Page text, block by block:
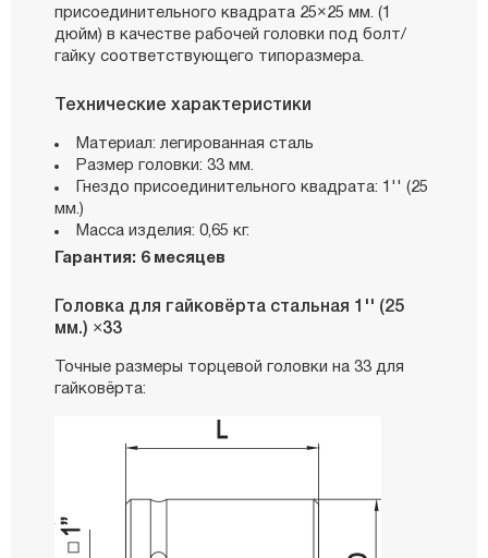
присоединительного квадрата 25×25 мм. (1
дюйм) в качестве рабочей головки под болт/
гайку соответствующего типоразмера.
Технические характеристики
Материал: легированная сталь
Размер головки: 33 мм.
Гнездо присоединительного квадрата: 1'' (25
мм.)
Масса изделия: 0,65 кг.
Гарантия: 6 месяцев
Головка для гайковёрта стальная 1'' (25
мм.) ×33
Точные размеры торцевой головки на 33 для
гайковёрта: